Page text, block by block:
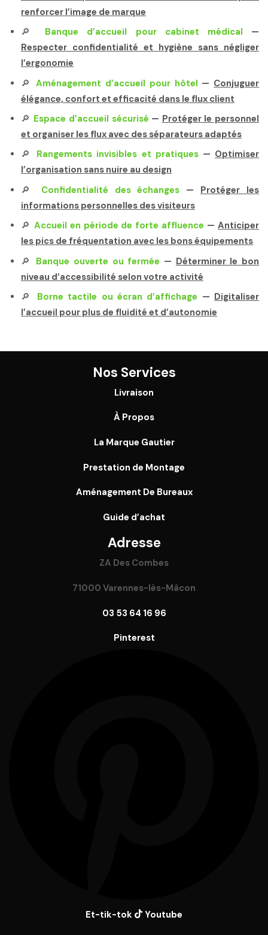
renforcer l’image de marque
🔎 Banque d’accueil pour cabinet médical —
Respecter confidentialité et hygiène sans négliger
l’ergonomie
🔎Aménagement d’accueil pour hôtel — Conjuguer
élégance, confort et efficacité dans le flux client
🔎 Espace d’accueil sécurisé — Protéger le personnel
et organiser les flux avec des séparateurs adaptés
🔎 Rangements invisibles et pratiques— Optimiser
l’organisation sans nuire au design
🔎 Confidentialité des échanges — Protéger les
informations personnelles des visiteurs
🔎 Accueil en période de forte affluence —Anticiper
les pics de fréquentation avec les bons équipements
🔎 Banque ouverte ou fermée — Déterminer le bon
niveau d’accessibilité selon votre activité
🔎 Borne tactile ou écran d’affichage — Digitaliser
l’accueil pour plus de fluidité et d’autonomie
Nos Services
Livraison
À Propos
La Marque Gautier
Prestation de Montage
Aménagement De Bureaux
Guide d’achat
Adresse
ZA Des Combes
71000 Varennes-lès-Mâcon
03 53 64 16 96
Pinterest
Et-tik-tok Youtube